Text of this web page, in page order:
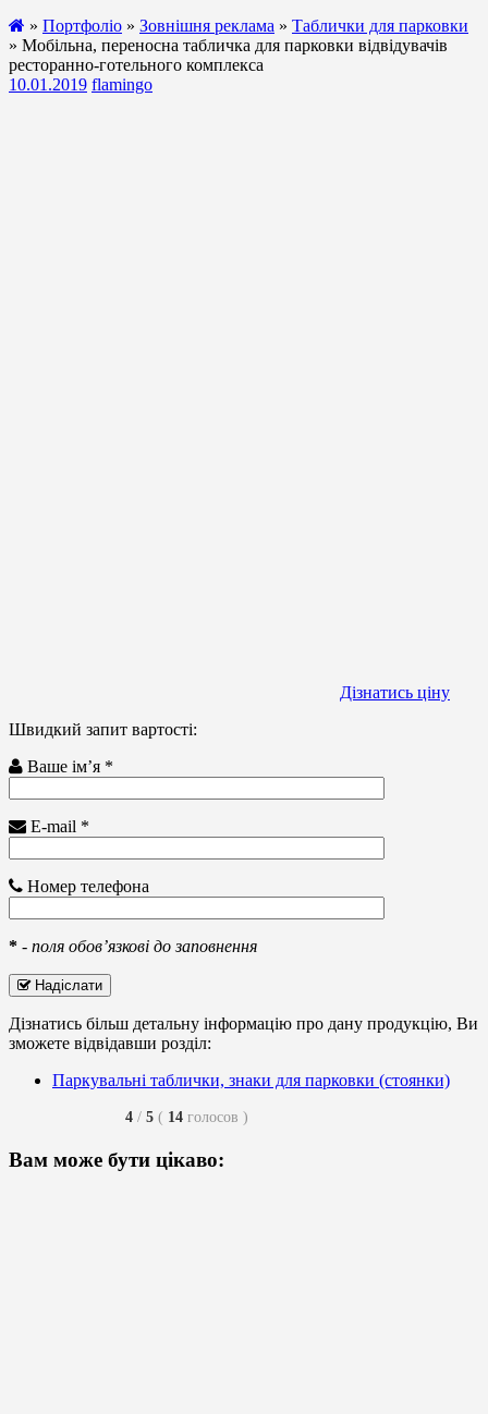
» Портфоліо » Зовнішня реклама » Таблички для парковки
» Мобільна, переносна табличка для парковки відвідувачів
ресторанно-готельного комплекса
10.01.2019 flamingo
Дізнатись ціну
Швидкий запит вартості:
Ваше ім’я *
E-mail *
Номер телефона
* - поля обов’язкові до заповнення
Надіслати
Дізнатись більш детальну інформацію про дану продукцію, Ви
зможете відвідавши розділ:
Паркувальні таблички, знаки для парковки (стоянки)
4 / 5 ( 14 голосов )
Вам може бути цікаво: